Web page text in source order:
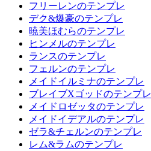
フリーレンのテンプレ
デク&爆豪のテンプレ
暁美ほむらのテンプレ
ヒンメルのテンプレ
ランスのテンプレ
フェルンのテンプレ
メイドイルミナのテンプレ
ブレイブXゴッドのテンプレ
メイドロゼッタのテンプレ
メイドイデアルのテンプレ
ゼラ&チェルンのテンプレ
レム&ラムのテンプレ